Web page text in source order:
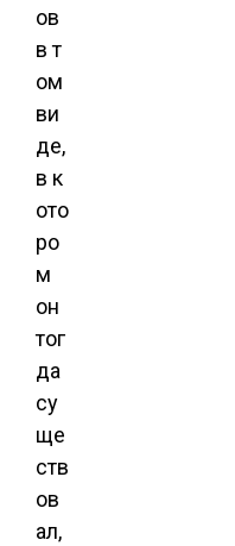
ов
в т
ом
ви
де,
в к
ото
ро
м
он
тог
да
су
ще
ств
ов
ал,